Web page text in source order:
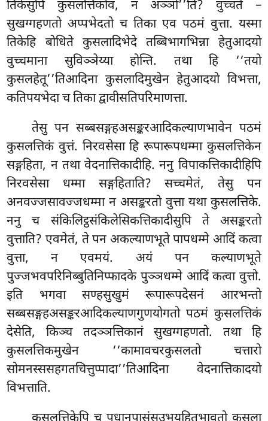
तिकेसुपि कुसलत्तिकोव, न अञ्ञो’’ति? वुच्चते –
सुखग्गहणतो अप्पभेदतो च तिका एव पठमं वुत्ता. यस्मा
तिकेहि बोधिते कुसलादिभेदे तब्बिभागभिन्ना हेतुआदयो
वुच्चमाना सुविञ्ञेय्या होन्ति. तथा हि ‘‘तयो
कुसलहेतू’’तिआदिना कुसलादिमुखेन हेतुआदयो विभत्ता,
कतिपयभेदा च तिका द्वावीसतिपरिमाणत्ता.
तेसु पन सब्बसङ्गहअसङ्करआदिकल्याणभावेन पठमं
कुसलत्तिकं वुत्तं. निरवसेसा हि रूपारूपधम्मा कुसलत्तिकेन
सङ्गहिता, न तथा वेदनात्तिकादीहि. ननु विपाकत्तिकादीहिपि
निरवसेसा धम्मा सङ्गहिताति? सच्चमेतं, तेसु पन
अनवज्जसावज्जधम्मा न असङ्करतो वुत्ता यथा कुसलत्तिके.
ननु च संकिलिट्ठसंकिलेसिकत्तिकादीसुपि ते असङ्करतो
वुत्ताति? एवमेतं, ते पन अकल्याणभूते पापधम्मे आदिं कत्वा
वुत्ता, न एवमयं. अयं पन कल्याणभूते
पुज्जभवपरिनिब्बुतिनिप्फादके पुञ्ञधम्मे आदिं कत्वा वुत्तो.
इति भगवा सण्हसुखुमं रूपारूपदेसनं आरभन्तो
सब्बसङ्गहअसङ्करआदिकल्याणगुणयोगतो पठमं कुसलत्तिकं
देसेति, किञ्च तदञ्ञत्तिकानं सुखग्गहणतो. तथा हि
कुसलत्तिकमुखेन ‘‘कामावचरकुसलतो चत्तारो
सोमनस्ससहगतचित्तुप्पादा’’तिआदिना वेदनात्तिकादयो
विभत्ताति.